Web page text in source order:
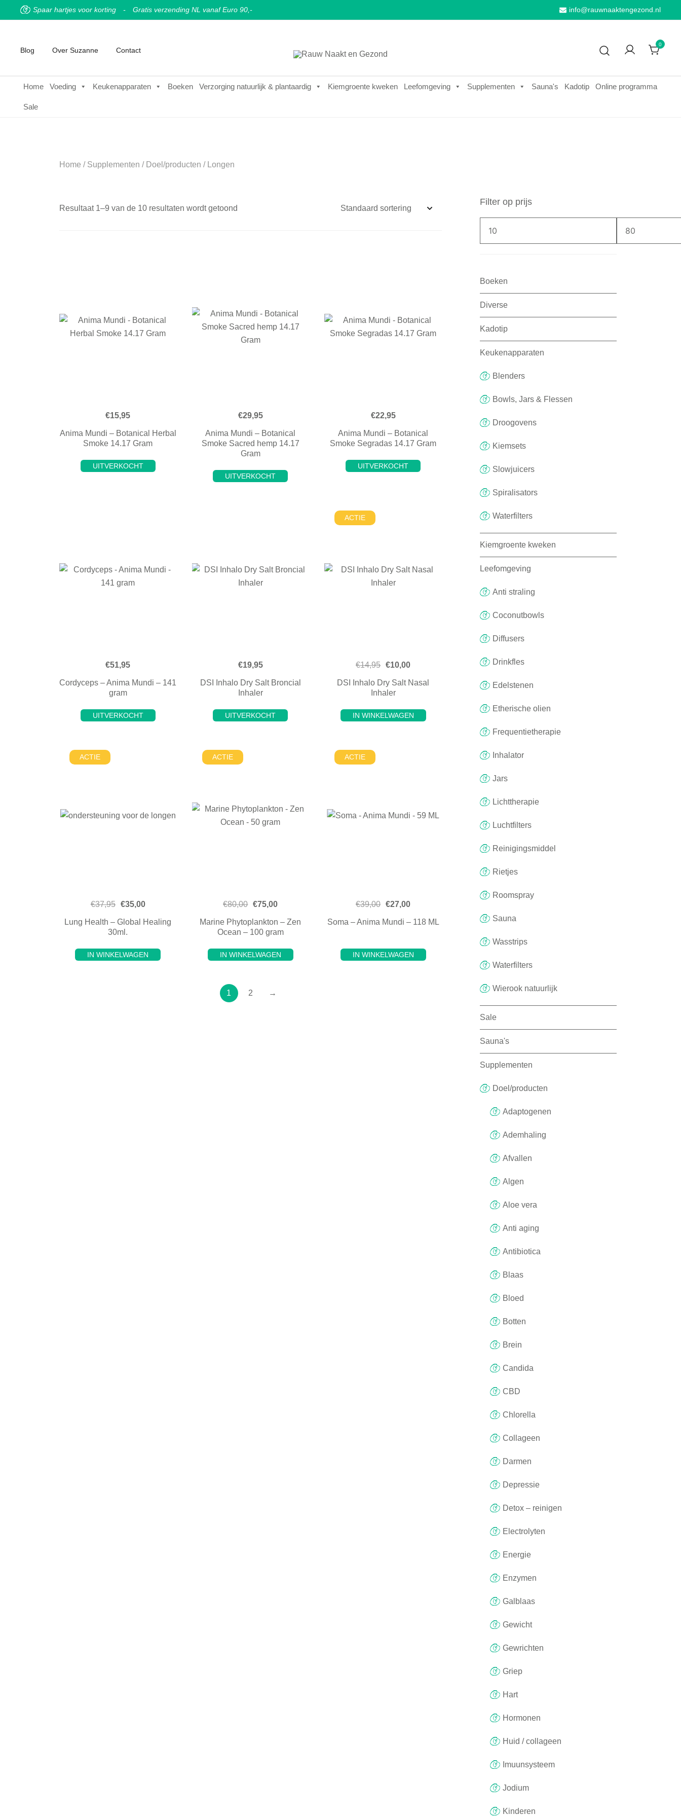
Spaar hartjes voor korting - Gratis verzending NL vanaf Euro 90,- info@rauwnaaktengezond.nl
Blog Over Suzanne Contact
0
Home Voeding Keukenapparaten Boeken Verzorging natuurlijk & plantaardig Kiemgroente kweken Leefomgeving Supplementen Sauna's Kadotip Online programma
Sale
Home / Supplementen / Doel/producten / Longen
Resultaat 1–9 van de 10 resultaten wordt getoond
€15,95
Anima Mundi – Botanical Herbal
Smoke 14.17 Gram
UITVERKOCHT
€29,95
Anima Mundi – Botanical
Smoke Sacred hemp 14.17
Gram
UITVERKOCHT
€22,95
Anima Mundi – Botanical
Smoke Segradas 14.17 Gram
UITVERKOCHT
€51,95
Cordyceps – Anima Mundi – 141
gram
UITVERKOCHT
€19,95
DSI Inhalo Dry Salt Broncial
Inhaler
UITVERKOCHT
ACTIE
€14,95 €10,00
DSI Inhalo Dry Salt Nasal
Inhaler
IN WINKELWAGEN
ACTIE
€37,95 €35,00
Lung Health – Global Healing
30ml.
IN WINKELWAGEN
ACTIE
€80,00 €75,00
Marine Phytoplankton – Zen
Ocean – 100 gram
IN WINKELWAGEN
ACTIE
€39,00 €27,00
Soma – Anima Mundi – 118 ML
IN WINKELWAGEN
1 2 →
Filter op prijs
Boeken
Diverse
Kadotip
Keukenapparaten
Blenders
Bowls, Jars & Flessen
Droogovens
Kiemsets
Slowjuicers
Spiralisators
Waterfilters
Kiemgroente kweken
Leefomgeving
Anti straling
Coconutbowls
Diffusers
Drinkfles
Edelstenen
Etherische olien
Frequentietherapie
Inhalator
Jars
Lichttherapie
Luchtfilters
Reinigingsmiddel
Rietjes
Roomspray
Sauna
Wasstrips
Waterfilters
Wierook natuurlijk
Sale
Sauna's
Supplementen
Doel/producten
Adaptogenen
Ademhaling
Afvallen
Algen
Aloe vera
Anti aging
Antibiotica
Blaas
Bloed
Botten
Brein
Candida
CBD
Chlorella
Collageen
Darmen
Depressie
Detox – reinigen
Electrolyten
Energie
Enzymen
Galblaas
Gewicht
Gewrichten
Griep
Hart
Hormonen
Huid / collageen
Imuunsysteem
Jodium
Kinderen